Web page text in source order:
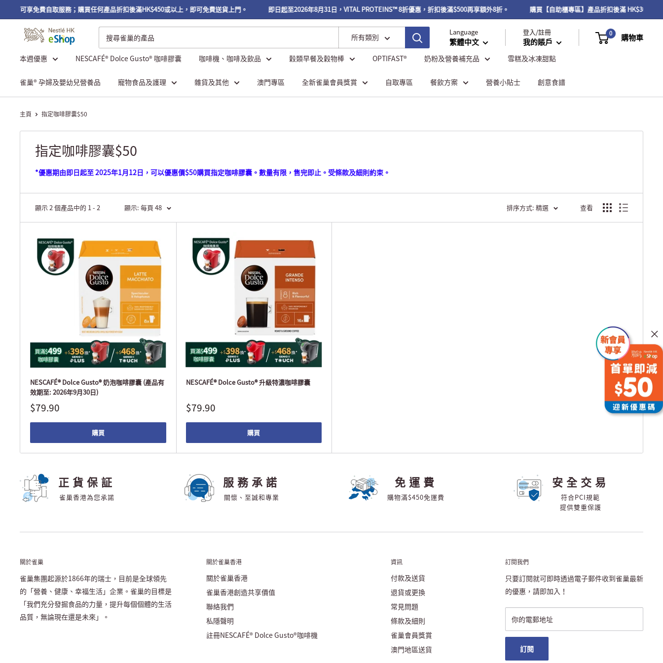
，可享免費自取服務；購買任何產品折扣後滿HK$450或以上，即可免費送貨上門。 即日起至2026年8月31日，VITAL PROTEINS™ 8折優惠，折扣後滿$500再享額外8折。 購買【自助櫃專區】產品折扣後滿 HK$300或
所有類別
Language
繁體中文
登入/註冊
我的賬戶
0 購物車
本週優惠 NESCAFÉ® Dolce Gusto® 咖啡膠囊 咖啡機、咖啡及飲品 穀類早餐及穀物棒 OPTIFAST® 奶粉及營養補充品 雪糕及冰凍甜點
雀巢® 孕婦及嬰幼兒營養品 寵物食品及護理 雜貨及其他 澳門專區 全新雀巢會員獎賞 自取專區 餐飲方案 營養小貼士 創意食譜
主頁 指定咖啡膠囊$50
指定咖啡膠囊$50
*優惠期由即日起至 2025年1月12日，可以優惠價$50購買指定咖啡膠囊。數量有限，售完即止。受條款及細則約束。
顯示 2 個產品中的 1 - 2 顯示: 每頁 48 排序方式: 精選 查看
NESCAFÉ® Dolce Gusto® 奶泡咖啡膠囊 (產品有
效期至: 2026年9月30日)
$79.90
購買
NESCAFÉ® Dolce Gusto® 升級特濃咖啡膠囊
$79.90
購買
正貨保証
雀巢香港為您承諾
服務承諾
關懷、至誠和專業
免運費
購物滿$450免運費
安全交易
符合PCI規範
提供雙重保護
關於雀巢
雀巢集團起源於1866年的瑞士，目前是全球領先
的「營養、健康、幸福生活」企業。雀巢的目標是
「我們充分發掘食品的力量，提升每個個體的生活
品質，無論現在還是未來」。
關於雀巢香港
關於雀巢香港
雀巢香港創造共享價值
聯絡我們
私隱聲明
註冊NESCAFÉ® Dolce Gusto®咖啡機
資訊
付款及送貨
退貨或更換
常見問題
條款及細則
雀巢會員獎賞
澳門地區送貨
訂閱我們
只要訂閱就可即時透過電子郵件收到雀巢最新
的優惠，請即加入！
你的電郵地址
訂閱